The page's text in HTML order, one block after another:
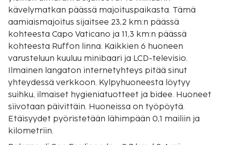
kävelymatkan päässä majoituspaikasta. Tämä
aamiaismajoitus sijaitsee 23,2 km:n päässä
kohteesta Capo Vaticano ja 11,3 km:n päässä
kohteesta Ruffon linna. Kaikkien 6 huoneen
varusteluun kuuluu minibaari ja LCD-televisio.
Ilmainen langaton internetyhteys pitää sinut
yhteydessä verkkoon. Kylpyhuoneesta löytyy
suihku, ilmaiset hygieniatuotteet ja bidee. Huoneet
siivotaan päivittäin. Huoneissa on työpöytä.
Etäisyydet pyöristetään lähimpään 0,1 mailiin ja
kilometriin.